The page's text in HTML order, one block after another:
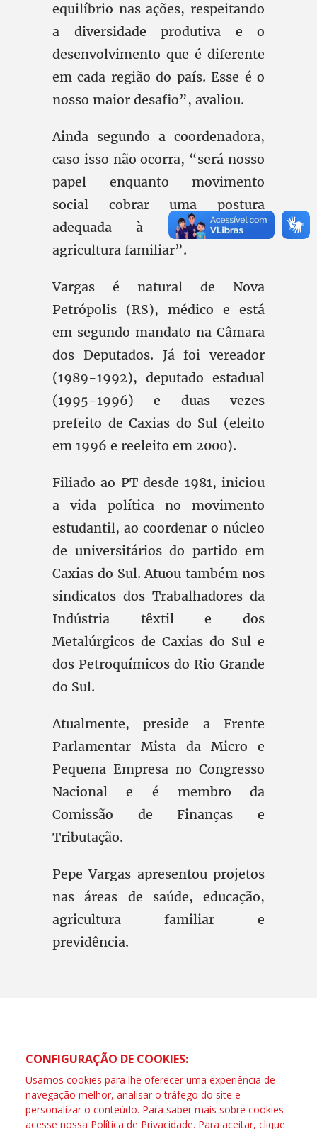
equilíbrio nas ações, respeitando
a diversidade produtiva e o
desenvolvimento que é diferente
em cada região do país. Esse é o
nosso maior desafio”, avaliou.
Ainda segundo a coordenadora,
caso isso não ocorra, “será nosso
papel enquanto movimento
social cobrar uma postura
adequada à realidade da
agricultura familiar”.
Vargas é natural de Nova
Petrópolis (RS), médico e está
em segundo mandato na Câmara
dos Deputados. Já foi vereador
(1989-1992), deputado estadual
(1995-1996) e duas vezes
prefeito de Caxias do Sul (eleito
em 1996 e reeleito em 2000).
Filiado ao PT desde 1981, iniciou
a vida política no movimento
estudantil, ao coordenar o núcleo
de universitários do partido em
Caxias do Sul. Atuou também nos
sindicatos dos Trabalhadores da
Indústria têxtil e dos
Metalúrgicos de Caxias do Sul e
dos Petroquímicos do Rio Grande
do Sul.
Atualmente, preside a Frente
Parlamentar Mista da Micro e
Pequena Empresa no Congresso
Nacional e é membro da
Comissão de Finanças e
Tributação.
Pepe Vargas apresentou projetos
nas áreas de saúde, educação,
agricultura familiar e
previdência.
CONFIGURAÇÃO DE COOKIES:
Usamos cookies para lhe oferecer uma experiência de
navegação melhor, analisar o tráfego do site e
personalizar o conteúdo. Para saber mais sobre cookies
acesse nossa Política de Privacidade. Para aceitar, clique